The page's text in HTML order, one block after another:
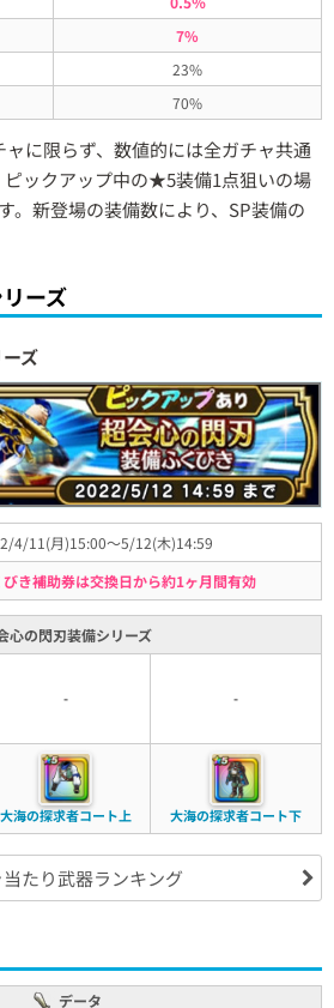
7%
23%
70%
に限らず、数値的には全ガチャ共通
ピックアップ中の★5装備1点狙いの場
。新登場の装備数により、SP装備の
ーズ
ズ
4/11(月)15:00～5/12(木)14:59
びき補助券は交換日から約1ヶ月間有効
心の閃刃装備シリーズ
- -
大海の探求者コート上 大海の探求者コート下
たり武器ランキング
データ